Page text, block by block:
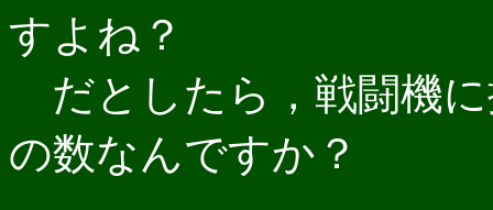
すよね？
だとしたら，戦闘機
の数なんですか？